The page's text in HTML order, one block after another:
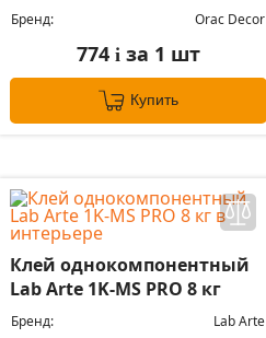
Бренд: Orac Decor
774 iза 1 шт
Купить
Клей однокомпонентный
Lab Arte 1K-MS PRO 8 кг
Бренд: Lab Arte